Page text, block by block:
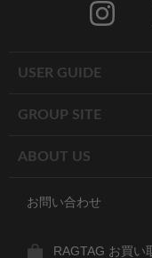
USER GUIDE
GROUP SITE
ABOUT US
お問い合わせ
RAGTAG お買い